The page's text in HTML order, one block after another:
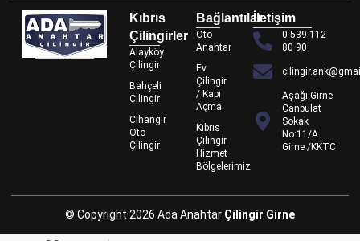
Kıbrıs
Çilingirler
Alayköy
Çilingir
Bahçeli
Çilingir
Cihangir
Oto
Çilingir
Bağlantılar
Oto
Anahtar
Ev
Çilingir
/ Kapı
Açma
Kıbrıs
Çilingir
Hizmet
Bölgelerimiz
İletişim
0 539 112
80 90
Aşağı Girne
Canbulat
Sokak
No:11/A
Girne /KKTC
© Copyright 2026 Ada Anahtar Çilingir Girne